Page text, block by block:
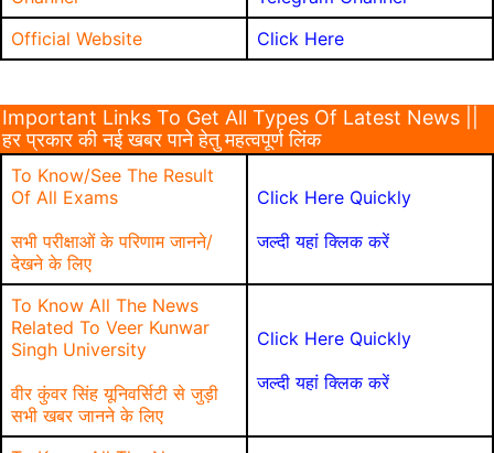
Official Website
Click Here
Important Links To Get All Types Of Latest News ||
हर प्रकार की नई खबर पाने हेतु महत्वपूर्ण लिंक
To Know/See The Result
Of All Exams
सभी परीक्षाओं के परिणाम जानने/
देखने के लिए
Click Here Quickly
जल्दी यहां क्लिक करें
To Know All The News
Related To Veer Kunwar
Singh University
वीर कुंवर सिंह यूनिवर्सिटी से जुड़ी
सभी खबर जानने के लिए
Click Here Quickly
जल्दी यहां क्लिक करें